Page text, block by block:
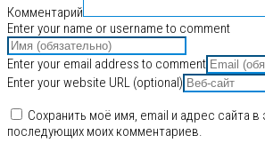
Комментарий
Enter your name or username to comment
Enter your email address to comment
Enter your website URL (optional)
Сохранить моё имя, email и адрес сайта в
последующих моих комментариев.